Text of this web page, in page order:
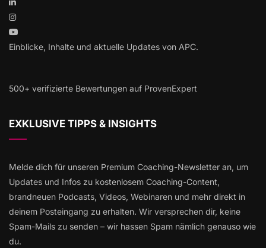
Einblicke, Inhalte und aktuelle Updates von APC.
500+ verifizierte Bewertungen auf ProvenExpert
EXKLUSIVE TIPPS & INSIGHTS
Melde dich für unseren Premium Coaching-Newsletter an, um
Updates und Infos zu kostenlosem Coaching-Content,
brandneuen Podcasts, Videos, Webinaren und mehr direkt in
deinem Posteingang zu erhalten. Wir versprechen dir, keine
Spam-Mails zu senden – wir hassen Spam nämlich genauso wie
du.